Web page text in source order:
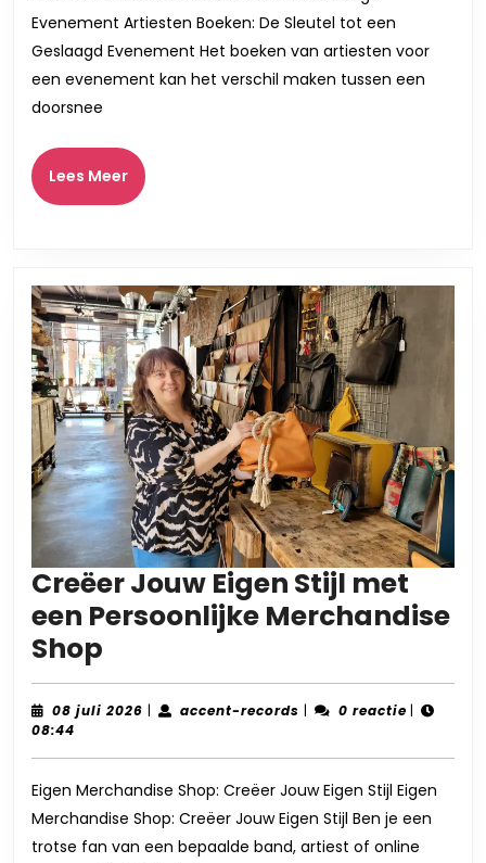
De
Sleutel
tot
Evenement Artiesten Boeken: De Sleutel tot een
Geslaagd Evenement Het boeken van artiesten voor
een evenement kan het verschil maken tussen een
doorsnee
Lees MeerLees
Meer
Creëer Jouw Eigen Stijl met
een Persoonlijke Merchandise
Shop
Jouw
Eigen
met
een
Persoonlijke
08 juli 2026 08
| accent-records accent-
| 0 reactie |
08:44
Eigen Merchandise Shop: Creëer Jouw Eigen Stijl Eigen
Merchandise Shop: Creëer Jouw Eigen Stijl Ben je een
trotse fan van een bepaalde band, artiest of online